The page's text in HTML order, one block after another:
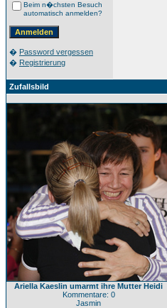
Beim n�chsten Besuch
automatisch anmelden?
� Password vergessen
� Registrierung
Zufallsbild
Ariella Kaeslin umarmt ihre Mutter Heidi
Kommentare: 0
Jasmin